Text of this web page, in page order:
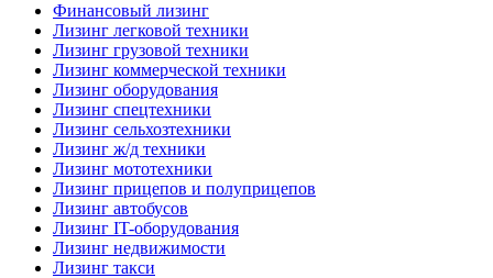
Финансовый лизинг
Лизинг легковой техники
Лизинг грузовой техники
Лизинг коммерческой техники
Лизинг оборудования
Лизинг спецтехники
Лизинг сельхозтехники
Лизинг ж/д техники
Лизинг мототехники
Лизинг прицепов и полуприцепов
Лизинг автобусов
Лизинг IT-оборудования
Лизинг недвижимости
Лизинг такси